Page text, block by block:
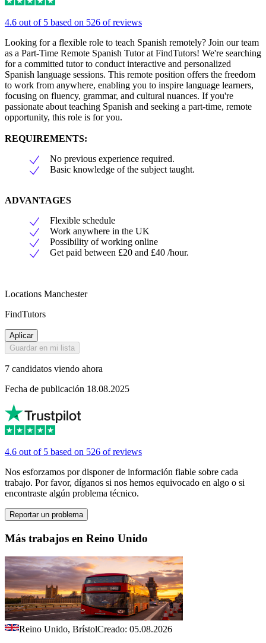
4.6 out of 5 based on 526 of reviews
Looking for a flexible role to teach Spanish remotely? Join our team
as a Part-Time Remote Spanish Tutor at FindTutors! We're searching
for a committed tutor to conduct interactive and personalized
Spanish language sessions. This remote position offers the freedom
to work from anywhere, enabling you to inspire language learners,
focusing on fluency, grammar, and cultural nuances. If you're
passionate about teaching Spanish and seeking a part-time, remote
opportunity, this role is for you.
REQUIREMENTS:
No previous experience required.
Basic knowledge of the subject taught.
ADVANTAGES
Flexible schedule
Work anywhere in the UK
Possibility of working online
Get paid between £20 and £40 /hour.
Locations Manchester
FindTutors
Aplicar
Guardar en mi lista
7 candidatos viendo ahora
Fecha de publicación 18.08.2025
4.6 out of 5 based on 526 of reviews
Nos esforzamos por disponer de información fiable sobre cada
trabajo. Por favor, díganos si nos hemos equivocado en algo o si
encontraste algún problema técnico.
Reportar un problema
Más trabajos en Reino Unido
Reino Unido, BrístolCreado: 05.08.2026